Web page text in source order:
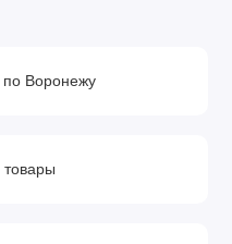
по Воронежу